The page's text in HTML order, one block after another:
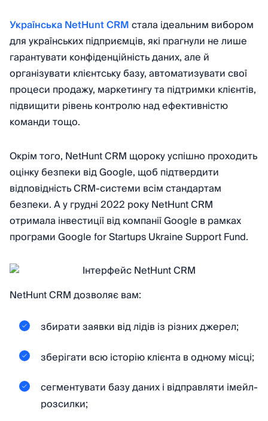
Українська NetHunt CRMстала ідеальним вибором
для українських підприємців, які прагнули не лише
гарантувати конфіденційність даних, але й
організувати клієнтську базу, автоматизувати свої
процеси продажу, маркетингу та підтримки клієнтів,
підвищити рівень контролю над ефективністю
команди тощо.
Окрім того, NetHunt CRM щороку успішно проходить
оцінку безпеки від Google, щоб підтвердити
відповідність CRM-системи всім стандартам
безпеки. А у грудні 2022 року NetHunt CRM
отримала інвестиції від компанії Google в рамках
програми Google for Startups Ukraine Support Fund.
NetHunt CRM дозволяє вам:
збирати заявки від лідів із різних джерел;
зберігати всю історію клієнта в одному місці;
сегментувати базу даних і відправляти імейл-
розсилки;